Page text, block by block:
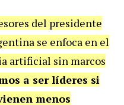
del presidente
se enfoca en el
artificial sin marcos
a ser líderes si
menos